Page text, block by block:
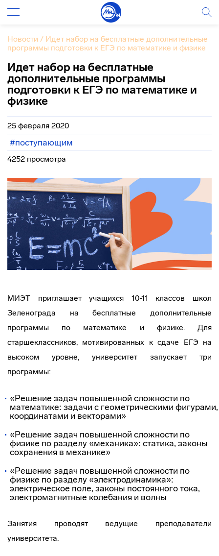
Новости / Идет набор на бесплатные дополнительные
программы подготовки к ЕГЭ по математике и физике
Идет набор на бесплатные
дополнительные программы
подготовки к ЕГЭ по математике и
физике
25 февраля 2020
#поступающим
4252 просмотра
МИЭТ приглашает учащихся 10-11 классов школ
Зеленограда на бесплатные дополнительные
программы по математике и физике. Для
старшеклассников, мотивированных к сдаче ЕГЭ на
высоком уровне, университет запускает три
программы:
«Решение задач повышенной сложности по
математике: задачи с геометрическими фигурами,
координатами и векторами»
«Решение задач повышенной сложности по
физике по разделу «механика»: статика, законы
сохранения в механике»
«Решение задач повышенной сложности по
физике по разделу «электродинамика»:
электрическое поле, законы постоянного тока,
электромагнитные колебания и волны
Занятия проводят ведущие преподаватели
университета.